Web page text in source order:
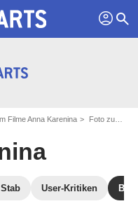
profil search
Filme Anna Karenina Foto zum Film Anna Karenina - Bild 5
User-Kritiken